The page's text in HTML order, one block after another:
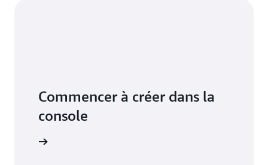
Commencer à créer dans la
console